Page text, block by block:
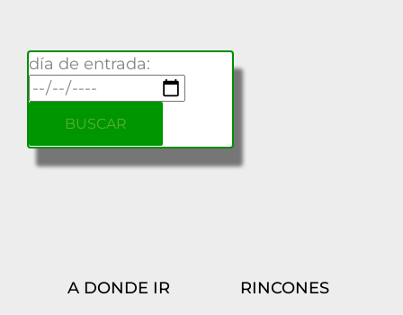
día de entrada:
A DONDE IR RINCONES